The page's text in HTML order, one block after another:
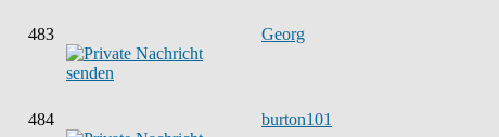
483 Georg
484 burton101